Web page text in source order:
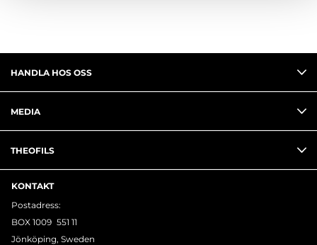
HANDLA HOS OSS
MEDIA
THEOFILS
KONTAKT
Postadress:
BOX 1009 551 11
Jönköping, Sweden